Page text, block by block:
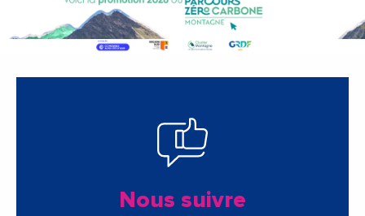
Nous suivre